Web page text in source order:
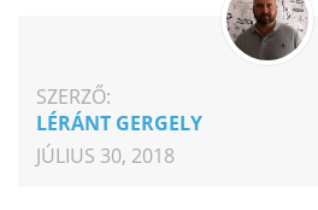
SZERZŐ:
LÉRÁNT GERGELY
JÚLIUS 30, 2018